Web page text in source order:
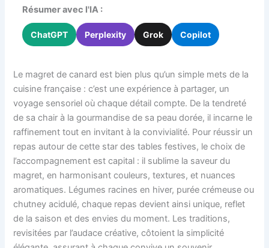
Résumer avec l'IA :
ChatGPT Perplexity Grok Copilot
Le magret de canard est bien plus qu’un simple mets de la
cuisine française : c’est une expérience à partager, un
voyage sensoriel où chaque détail compte. De la tendreté
de sa chair à la gourmandise de sa peau dorée, il incarne le
raffinement tout en invitant à la convivialité. Pour réussir un
repas autour de cette star des tables festives, le choix de
l’accompagnement est capital : il sublime la saveur du
magret, en harmonisant couleurs, textures, et nuances
aromatiques. Légumes racines en hiver, purée crémeuse ou
chutney acidulé, chaque repas devient ainsi unique, reflet
de la saison et des envies du moment. Les traditions,
revisitées par l’audace créative, côtoient la simplicité